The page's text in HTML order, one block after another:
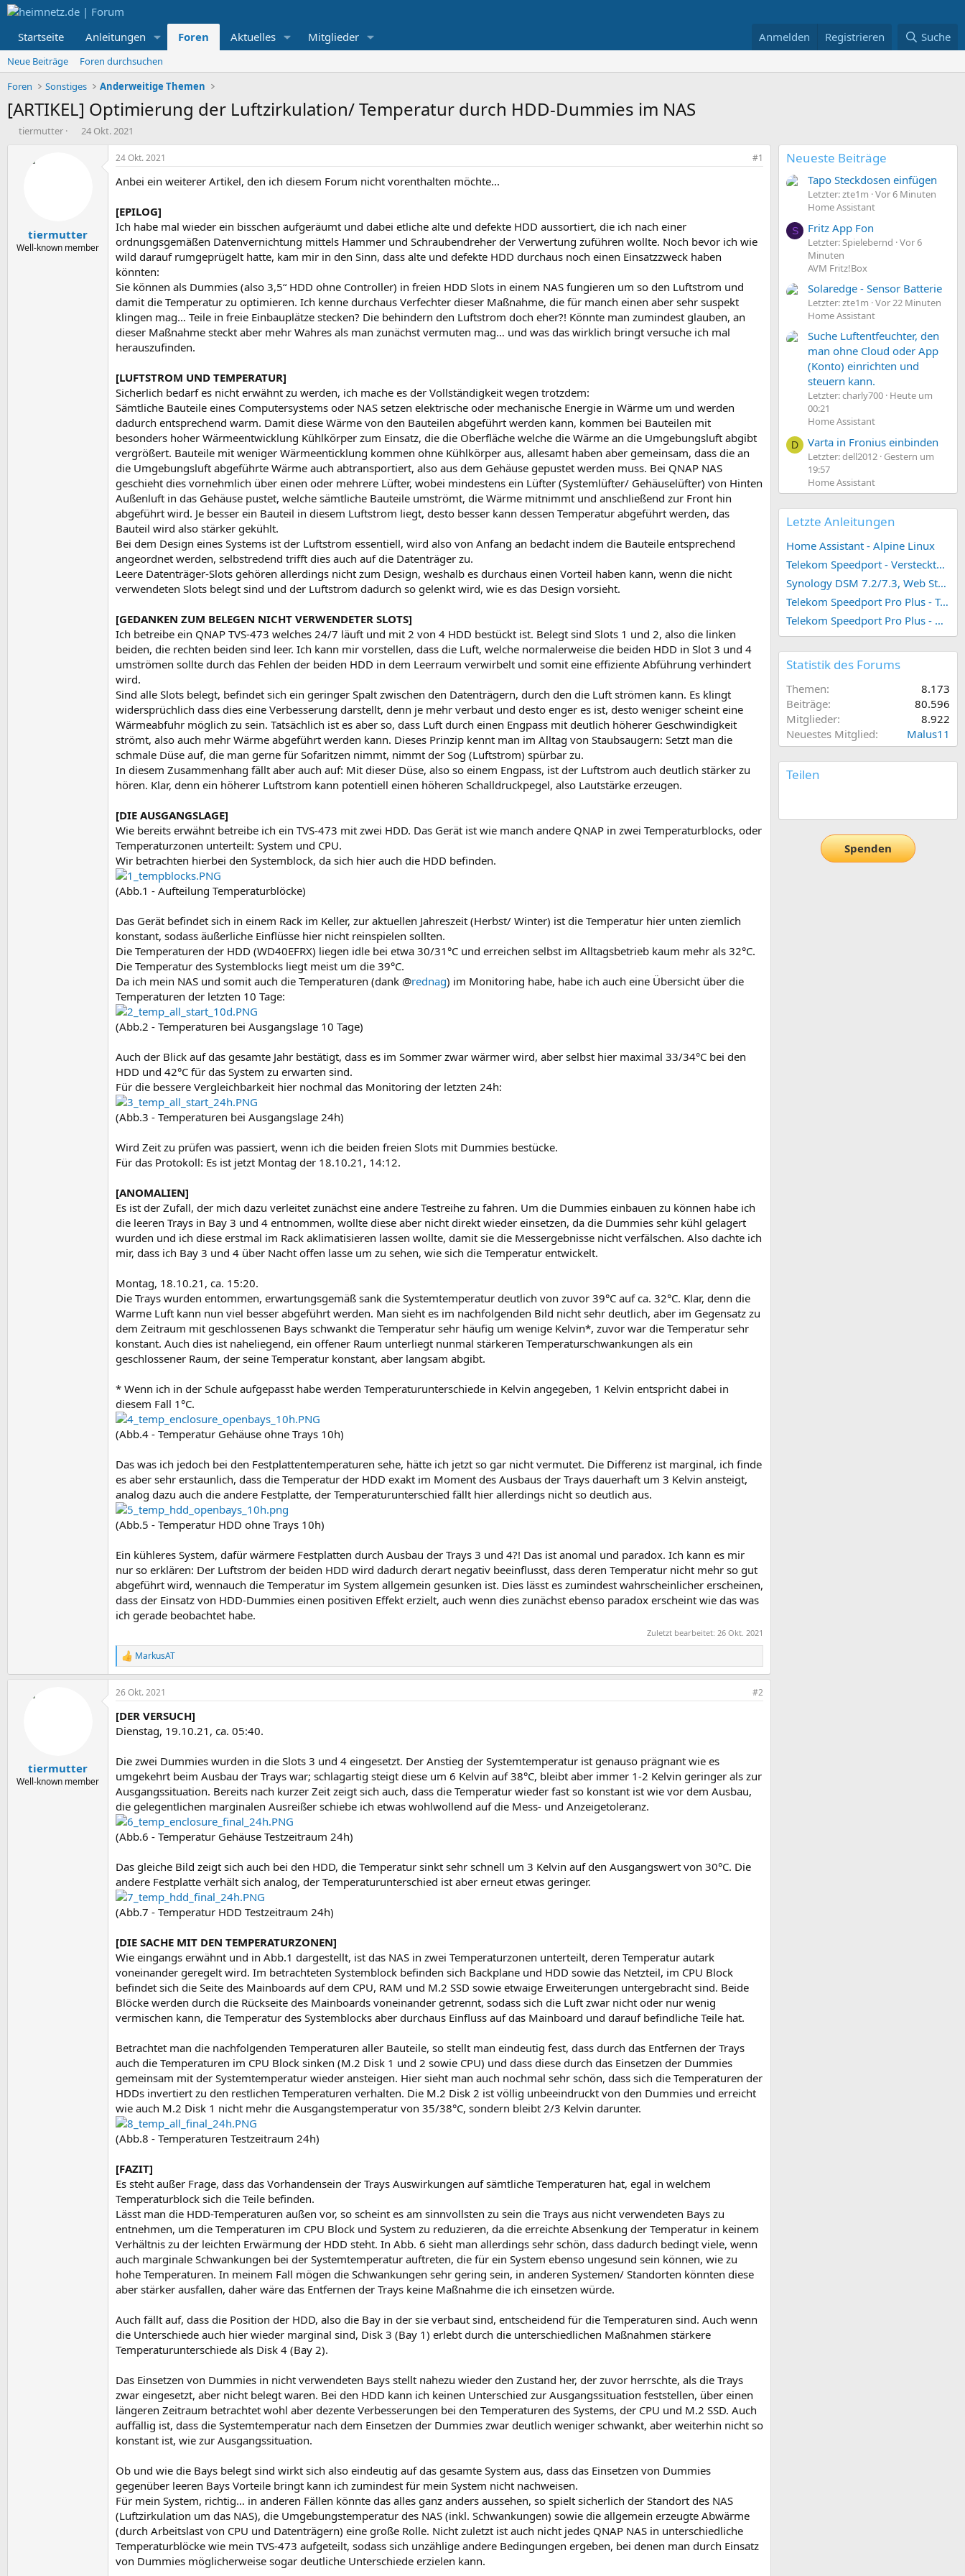
Startseite Anleitungen Foren Aktuelles Mitglieder Anmelden Registrieren Suche
Neue Beiträge
Foren durchsuchen
Foren
Sonstiges Anderweitige Themen
[ARTIKEL] Optimierung der Luftzirkulation/ Temperatur durch HDD-Dummies im NAS
E
tiermutter
E
a
m
24 Okt. 2021
tiermutter
Well-known member
24 Okt. 2021 #1
Anbei ein weiterer Artikel, den ich diesem Forum nicht vorenthalten möchte...
[EPILOG]
Ich habe mal wieder ein bisschen aufgeräumt und dabei etliche alte und defekte HDD aussortiert, die ich nach einer
ordnungsgemäßen Datenvernichtung mittels Hammer und Schraubendreher der Verwertung zuführen wollte. Noch bevor ich wie
wild darauf rumgeprügelt hatte, kam mir in den Sinn, dass alte und defekte HDD durchaus noch einen Einsatzzweck haben
könnten:
Sie können als Dummies (also 3,5“ HDD ohne Controller) in freien HDD Slots in einem NAS fungieren um so den Luftstrom und
damit die Temperatur zu optimieren. Ich kenne durchaus Verfechter dieser Maßnahme, die für manch einen aber sehr suspekt
klingen mag… Teile in freie Einbauplätze stecken? Die behindern den Luftstrom doch eher?! Könnte man zumindest glauben, an
dieser Maßnahme steckt aber mehr Wahres als man zunächst vermuten mag… und was das wirklich bringt versuche ich mal
herauszufinden.
[LUFTSTROM UND TEMPERATUR]
Sicherlich bedarf es nicht erwähnt zu werden, ich mache es der Vollständigkeit wegen trotzdem:
Sämtliche Bauteile eines Computersystems oder NAS setzen elektrische oder mechanische Energie in Wärme um und werden
dadurch entsprechend warm. Damit diese Wärme von den Bauteilen abgeführt werden kann, kommen bei Bauteilen mit
besonders hoher Wärmeentwicklung Kühlkörper zum Einsatz, die die Oberfläche welche die Wärme an die Umgebungsluft abgibt
vergrößert. Bauteile mit weniger Wärmeenticklung kommen ohne Kühlkörper aus, allesamt haben aber gemeinsam, dass die an
die Umgebungsluft abgeführte Wärme auch abtransportiert, also aus dem Gehäuse gepustet werden muss. Bei QNAP NAS
geschieht dies vornehmlich über einen oder mehrere Lüfter, wobei mindestens ein Lüfter (Systemlüfter/ Gehäuselüfter) von Hinten
Außenluft in das Gehäuse pustet, welche sämtliche Bauteile umströmt, die Wärme mitnimmt und anschließend zur Front hin
abgeführt wird. Je besser ein Bauteil in diesem Luftstrom liegt, desto besser kann dessen Temperatur abgeführt werden, das
Bauteil wird also stärker gekühlt.
Bei dem Design eines Systems ist der Luftstrom essentiell, wird also von Anfang an bedacht indem die Bauteile entsprechend
angeordnet werden, selbstredend trifft dies auch auf die Datenträger zu.
Leere Datenträger-Slots gehören allerdings nicht zum Design, weshalb es durchaus einen Vorteil haben kann, wenn die nicht
verwendeten Slots belegt sind und der Luftstrom dadurch so gelenkt wird, wie es das Design vorsieht.
[GEDANKEN ZUM BELEGEN NICHT VERWENDETER SLOTS]
Ich betreibe ein QNAP TVS-473 welches 24/7 läuft und mit 2 von 4 HDD bestückt ist. Belegt sind Slots 1 und 2, also die linken
beiden, die rechten beiden sind leer. Ich kann mir vorstellen, dass die Luft, welche normalerweise die beiden HDD in Slot 3 und 4
umströmen sollte durch das Fehlen der beiden HDD in dem Leerraum verwirbelt und somit eine effiziente Abführung verhindert
wird.
Sind alle Slots belegt, befindet sich ein geringer Spalt zwischen den Datenträgern, durch den die Luft strömen kann. Es klingt
widersprüchlich dass dies eine Verbesserung darstellt, denn je mehr verbaut und desto enger es ist, desto weniger scheint eine
Wärmeabfuhr möglich zu sein. Tatsächlich ist es aber so, dass Luft durch einen Engpass mit deutlich höherer Geschwindigkeit
strömt, also auch mehr Wärme abgeführt werden kann. Dieses Prinzip kennt man im Alltag von Staubsaugern: Setzt man die
schmale Düse auf, die man gerne für Sofaritzen nimmt, nimmt der Sog (Luftstrom) spürbar zu.
In diesem Zusammenhang fällt aber auch auf: Mit dieser Düse, also so einem Engpass, ist der Luftstrom auch deutlich stärker zu
hören. Klar, denn ein höherer Luftstrom kann potentiell einen höheren Schalldruckpegel, also Lautstärke erzeugen.
[DIE AUSGANGSLAGE]
Wie bereits erwähnt betreibe ich ein TVS-473 mit zwei HDD. Das Gerät ist wie manch andere QNAP in zwei Temperaturblocks, oder
Temperaturzonen unterteilt: System und CPU.
Wir betrachten hierbei den Systemblock, da sich hier auch die HDD befinden.
(Abb.1 - Aufteilung Temperaturblöcke)
Das Gerät befindet sich in einem Rack im Keller, zur aktuellen Jahreszeit (Herbst/ Winter) ist die Temperatur hier unten ziemlich
konstant, sodass äußerliche Einflüsse hier nicht reinspielen sollten.
Die Temperaturen der HDD (WD40EFRX) liegen idle bei etwa 30/31°C und erreichen selbst im Alltagsbetrieb kaum mehr als 32°C.
Die Temperatur des Systemblocks liegt meist um die 39°C.
Da ich mein NAS und somit auch die Temperaturen (dank @rednag) im Monitoring habe, habe ich auch eine Übersicht über die
Temperaturen der letzten 10 Tage:
(Abb.2 - Temperaturen bei Ausgangslage 10 Tage)
Auch der Blick auf das gesamte Jahr bestätigt, dass es im Sommer zwar wärmer wird, aber selbst hier maximal 33/34°C bei den
HDD und 42°C für das System zu erwarten sind.
Für die bessere Vergleichbarkeit hier nochmal das Monitoring der letzten 24h:
(Abb.3 - Temperaturen bei Ausgangslage 24h)
Wird Zeit zu prüfen was passiert, wenn ich die beiden freien Slots mit Dummies bestücke.
Für das Protokoll: Es ist jetzt Montag der 18.10.21, 14:12.
[ANOMALIEN]
Es ist der Zufall, der mich dazu verleitet zunächst eine andere Testreihe zu fahren. Um die Dummies einbauen zu können habe ich
die leeren Trays in Bay 3 und 4 entnommen, wollte diese aber nicht direkt wieder einsetzen, da die Dummies sehr kühl gelagert
wurden und ich diese erstmal im Rack aklimatisieren lassen wollte, damit sie die Messergebnisse nicht verfälschen. Also dachte ich
mir, dass ich Bay 3 und 4 über Nacht offen lasse um zu sehen, wie sich die Temperatur entwickelt.
Montag, 18.10.21, ca. 15:20.
Die Trays wurden entommen, erwartungsgemäß sank die Systemtemperatur deutlich von zuvor 39°C auf ca. 32°C. Klar, denn die
Warme Luft kann nun viel besser abgeführt werden. Man sieht es im nachfolgenden Bild nicht sehr deutlich, aber im Gegensatz zu
dem Zeitraum mit geschlossenen Bays schwankt die Temperatur sehr häufig um wenige Kelvin*, zuvor war die Temperatur sehr
konstant. Auch dies ist naheliegend, ein offener Raum unterliegt nunmal stärkeren Temperaturschwankungen als ein
geschlossener Raum, der seine Temperatur konstant, aber langsam abgibt.
* Wenn ich in der Schule aufgepasst habe werden Temperaturunterschiede in Kelvin angegeben, 1 Kelvin entspricht dabei in
diesem Fall 1°C.
(Abb.4 - Temperatur Gehäuse ohne Trays 10h)
Das was ich jedoch bei den Festplattentemperaturen sehe, hätte ich jetzt so gar nicht vermutet. Die Differenz ist marginal, ich finde
es aber sehr erstaunlich, dass die Temperatur der HDD exakt im Moment des Ausbaus der Trays dauerhaft um 3 Kelvin ansteigt,
analog dazu auch die andere Festplatte, der Temperaturunterschied fällt hier allerdings nicht so deutlich aus.
(Abb.5 - Temperatur HDD ohne Trays 10h)
Ein kühleres System, dafür wärmere Festplatten durch Ausbau der Trays 3 und 4?! Das ist anomal und paradox. Ich kann es mir
nur so erklären: Der Luftstrom der beiden HDD wird dadurch derart negativ beeinflusst, dass deren Temperatur nicht mehr so gut
abgeführt wird, wennauch die Temperatur im System allgemein gesunken ist. Dies lässt es zumindest wahrscheinlicher erscheinen,
dass der Einsatz von HDD-Dummies einen positiven Effekt erzielt, auch wenn dies zunächst ebenso paradox erscheint wie das was
ich gerade beobachtet habe.
Zuletzt bearbeitet: 26 Okt. 2021
R
e
a
k
i
o
n
:
MarkusAT
tiermutter
Well-known member
26 Okt. 2021 #2
[DER VERSUCH]
Dienstag, 19.10.21, ca. 05:40.
Die zwei Dummies wurden in die Slots 3 und 4 eingesetzt. Der Anstieg der Systemtemperatur ist genauso prägnant wie es
umgekehrt beim Ausbau der Trays war; schlagartig steigt diese um 6 Kelvin auf 38°C, bleibt aber immer 1-2 Kelvin geringer als zur
Ausgangssituation. Bereits nach kurzer Zeit zeigt sich auch, dass die Temperatur wieder fast so konstant ist wie vor dem Ausbau,
die gelegentlichen marginalen Ausreißer schiebe ich etwas wohlwollend auf die Mess- und Anzeigetoleranz.
(Abb.6 - Temperatur Gehäuse Testzeitraum 24h)
Das gleiche Bild zeigt sich auch bei den HDD, die Temperatur sinkt sehr schnell um 3 Kelvin auf den Ausgangswert von 30°C. Die
andere Festplatte verhält sich analog, der Temperaturunterschied ist aber erneut etwas geringer.
(Abb.7 - Temperatur HDD Testzeitraum 24h)
[DIE SACHE MIT DEN TEMPERATURZONEN]
Wie eingangs erwähnt und in Abb.1 dargestellt, ist das NAS in zwei Temperaturzonen unterteilt, deren Temperatur autark
voneinander geregelt wird. Im betrachteten Systemblock befinden sich Backplane und HDD sowie das Netzteil, im CPU Block
befindet sich die Seite des Mainboards auf dem CPU, RAM und M.2 SSD sowie etwaige Erweiterungen untergebracht sind. Beide
Blöcke werden durch die Rückseite des Mainboards voneinander getrennt, sodass sich die Luft zwar nicht oder nur wenig
vermischen kann, die Temperatur des Systemblocks aber durchaus Einfluss auf das Mainboard und darauf befindliche Teile hat.
Betrachtet man die nachfolgenden Temperaturen aller Bauteile, so stellt man eindeutig fest, dass durch das Entfernen der Trays
auch die Temperaturen im CPU Block sinken (M.2 Disk 1 und 2 sowie CPU) und dass diese durch das Einsetzen der Dummies
gemeinsam mit der Systemtemperatur wieder ansteigen. Hier sieht man auch nochmal sehr schön, dass sich die Temperaturen der
HDDs invertiert zu den restlichen Temperaturen verhalten. Die M.2 Disk 2 ist völlig unbeeindruckt von den Dummies und erreicht
wie auch M.2 Disk 1 nicht mehr die Ausgangstemperatur von 35/38°C, sondern bleibt 2/3 Kelvin darunter.
(Abb.8 - Temperaturen Testzeitraum 24h)
[FAZIT]
Es steht außer Frage, dass das Vorhandensein der Trays Auswirkungen auf sämtliche Temperaturen hat, egal in welchem
Temperaturblock sich die Teile befinden.
Lässt man die HDD-Temperaturen außen vor, so scheint es am sinnvollsten zu sein die Trays aus nicht verwendeten Bays zu
entnehmen, um die Temperaturen im CPU Block und System zu reduzieren, da die erreichte Absenkung der Temperatur in keinem
Verhältnis zu der leichten Erwärmung der HDD steht. In Abb. 6 sieht man allerdings sehr schön, dass dadurch bedingt viele, wenn
auch marginale Schwankungen bei der Systemtemperatur auftreten, die für ein System ebenso ungesund sein können, wie zu
hohe Temperaturen. In meinem Fall mögen die Schwankungen sehr gering sein, in anderen Systemen/ Standorten könnten diese
aber stärker ausfallen, daher wäre das Entfernen der Trays keine Maßnahme die ich einsetzen würde.
Auch fällt auf, dass die Position der HDD, also die Bay in der sie verbaut sind, entscheidend für die Temperaturen sind. Auch wenn
die Unterschiede auch hier wieder marginal sind, Disk 3 (Bay 1) erlebt durch die unterschiedlichen Maßnahmen stärkere
Temperaturunterschiede als Disk 4 (Bay 2).
Das Einsetzen von Dummies in nicht verwendeten Bays stellt nahezu wieder den Zustand her, der zuvor herrschte, als die Trays
zwar eingesetzt, aber nicht belegt waren. Bei den HDD kann ich keinen Unterschied zur Ausgangssituation feststellen, über einen
längeren Zeitraum betrachtet wohl aber dezente Verbesserungen bei den Temperaturen des Systems, der CPU und M.2 SSD. Auch
auffällig ist, dass die Systemtemperatur nach dem Einsetzen der Dummies zwar deutlich weniger schwankt, aber weiterhin nicht so
konstant ist, wie zur Ausgangssituation.
Ob und wie die Bays belegt sind wirkt sich also eindeutig auf das gesamte System aus, dass das Einsetzen von Dummies
gegenüber leeren Bays Vorteile bringt kann ich zumindest für mein System nicht nachweisen.
Für mein System, richtig… in anderen Fällen könnte das alles ganz anders aussehen, so spielt sicherlich der Standort des NAS
(Luftzirkulation um das NAS), die Umgebungstemperatur des NAS (inkl. Schwankungen) sowie die allgemein erzeugte Abwärme
(durch Arbeitslast von CPU und Datenträgern) eine große Rolle. Nicht zuletzt ist auch nicht jedes QNAP NAS in unterschiedliche
Temperaturblöcke wie mein TVS-473 aufgeteilt, sodass sich unzählige andere Bedingungen ergeben, bei denen man durch Einsatz
von Dummies möglicherweise sogar deutliche Unterschiede erzielen kann.
Neueste Beiträge
Tapo Steckdosen einfügen
Letzter: zte1m Vor 6 Minuten
Home Assistant
S Fritz App Fon
Letzter: Spielebernd Vor 6
Minuten
AVM Fritz!Box
Solaredge - Sensor Batterie
Letzter: zte1m Vor 22 Minuten
Home Assistant
Suche Luftentfeuchter, den
man ohne Cloud oder App
(Konto) einrichten und
steuern kann.
Letzter: charly700 Heute um
00:21
Home Assistant
D Varta in Fronius einbinden
Letzter: dell2012 Gestern um
19:57
Home Assistant
Letzte Anleitungen
Home Assistant - Alpine Linux
Telekom Speedport - Versteckte Konfigurationen
Synology DSM 7.2/7.3, Web Station 4, Webdienst und Webportal erstellen (ehemals vHost)
Telekom Speedport Pro Plus - Telefonie einrichten
Telekom Speedport Pro Plus - Netzwerk einrichten
Statistik des Forums
Themen
8.173
Beiträge
80.596
Mitglieder
8.922
Neuestes Mitglied
Malus11
Teilen
Spenden